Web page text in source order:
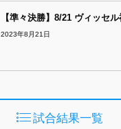
【準々決勝】8/21 ヴィッセ
2023年8月21日
試合結果一覧